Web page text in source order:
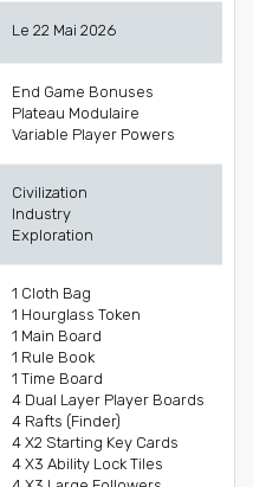
Le 22 Mai 2026
End Game Bonuses
Plateau Modulaire
Variable Player Powers
Civilization
Industry
Exploration
1 Cloth Bag
1 Hourglass Token
1 Main Board
1 Rule Book
1 Time Board
4 Dual Layer Player Boards
4 Rafts (Finder)
4 X2 Starting Key Cards
4 X3 Ability Lock Tiles